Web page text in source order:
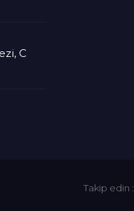
C
Takip edin :